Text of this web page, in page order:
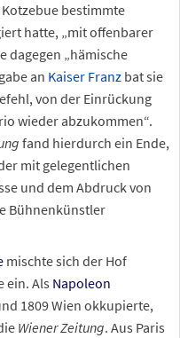
bestimmte
hatte, „mit offenbarer
dagegen „hämische
an Kaiser Franz bat sie
von der Einrückung
wieder abzukommen“.
fand hierdurch ein Ende,
mit gelegentlichen
und dem Abdruck von
Bühnenkünstler
mischte sich der Hof
ein. Als Napoleon
1809 Wien okkupierte,
Wiener Zeitung. Aus Paris